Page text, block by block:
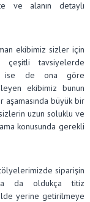
ve alanın detaylı
ekibimiz sizler için
çeşitli tavsiyelerde
ise de ona göre
ekibimiz bunun
aşamasında büyük bir
uzun soluklu ve
konusunda gerekli
siparişin
da oldukça titiz
yerine getirilmeye